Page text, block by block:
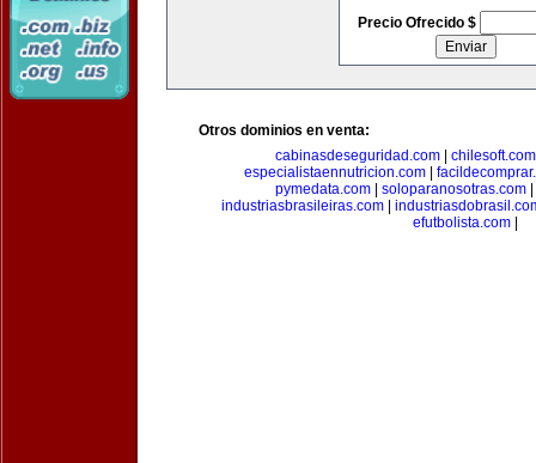
Precio Ofrecido $
Otros dominios en venta:
cabinasdeseguridad.com| chilesoft.com
especialistaennutricion.com|
pymedata.com
soloparanosotras.com
industriasbrasileiras.com|
efutbolista.com